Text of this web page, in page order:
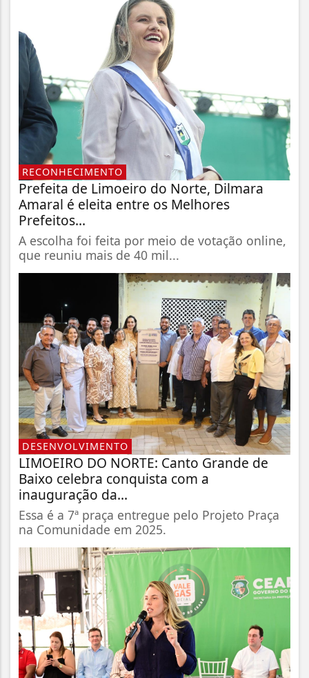
RECONHECIMENTO
Prefeita de Limoeiro do Norte, Dilmara
Amaral é eleita entre os Melhores
Prefeitos...
A escolha foi feita por meio de votação online,
que reuniu mais de 40 mil...
DESENVOLVIMENTO
LIMOEIRO DO NORTE: Canto Grande de
Baixo celebra conquista com a
inauguração da...
Essa é a 7ª praça entregue pelo Projeto Praça
na Comunidade em 2025.